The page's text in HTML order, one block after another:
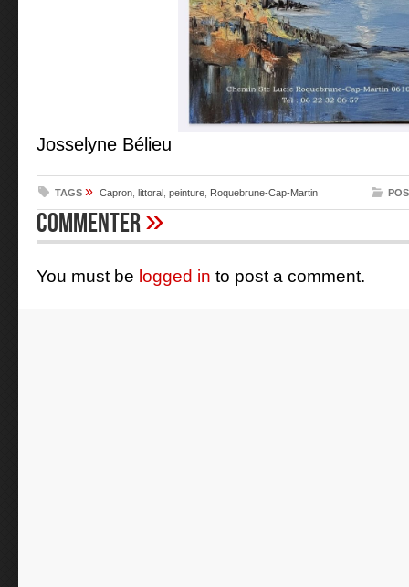
Josselyne Bélieu
TAGS » Capron littoral peinture Roquebrune-Cap-Martin
Commenter»
You must be logged in to post a comment.